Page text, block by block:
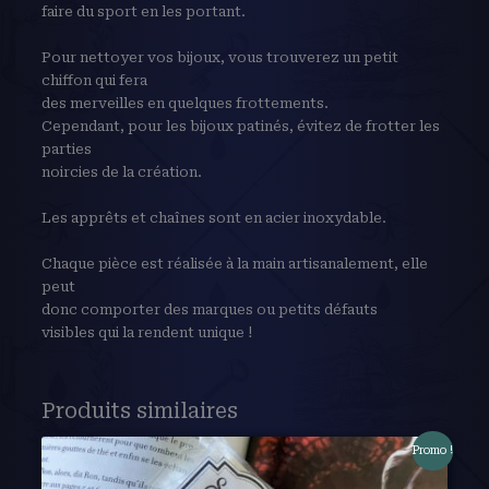
faire du sport en les portant.
Pour nettoyer vos bijoux, vous trouverez un petit
chiffon qui fera
des merveilles en quelques frottements.
Cependant, pour les bijoux patinés, évitez de frotter les
parties
noircies de la création.
Les apprêts et chaînes sont en acier inoxydable.
Chaque pièce est réalisée à la main artisanalement, elle
peut
donc comporter des marques ou petits défauts
visibles qui la rendent unique !
Produits similaires
Promo !